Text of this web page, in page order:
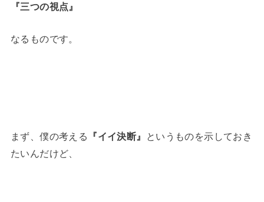
『三つの視点』
なるものです。
まず、僕の考える 『イイ決断』
というものを示しておき
たいんだけど、